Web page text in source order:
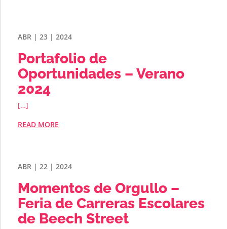
ABR | 23 | 2024
Portafolio de
Oportunidades – Verano
2024
[…]
READ MORE
ABR | 22 | 2024
Momentos de Orgullo –
Feria de Carreras Escolares
de Beech Street